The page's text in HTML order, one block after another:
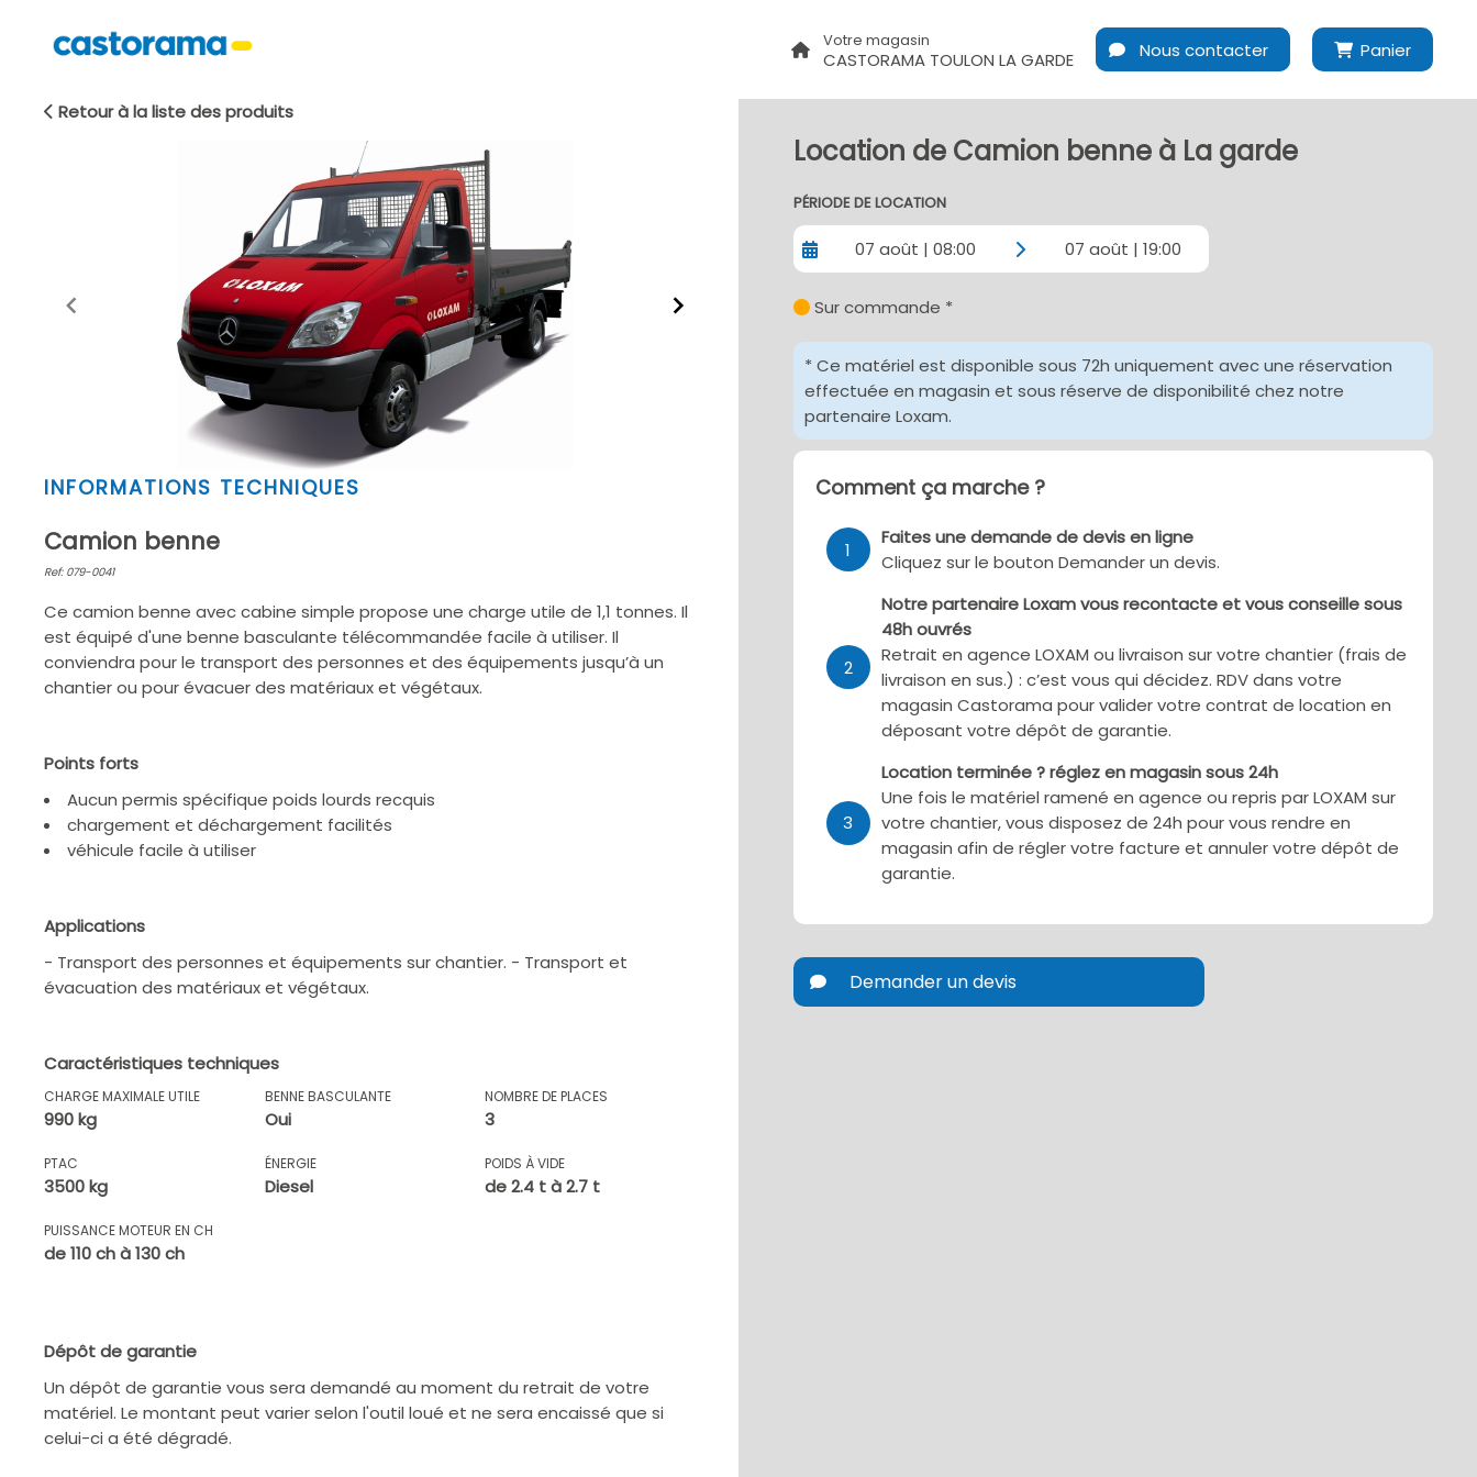
Votre magasin
CASTORAMA TOULON LA GARDE Nous contacter Panier
Retour à la liste des produits
Item
of
2
INFORMATIONS TECHNIQUES
Camion benne
Ref: 079-0041
Ce camion benne avec cabine simple propose une charge utile de 1,1 tonnes. Il
est équipé d'une benne basculante télécommandée facile à utiliser. Il
conviendra pour le transport des personnes et des équipements jusqu’à un
chantier ou pour évacuer des matériaux et végétaux.
Points forts
Aucun permis spécifique poids lourds recquis
chargement et déchargement facilités
véhicule facile à utiliser
Applications
- Transport des personnes et équipements sur chantier. - Transport et
évacuation des matériaux et végétaux.
Caractéristiques techniques
CHARGE MAXIMALE UTILE
990 kg
BENNE BASCULANTE
Oui
NOMBRE DE PLACES
3
PTAC
3500 kg
ÉNERGIE
Diesel
POIDS À VIDE
de 2.4 t à 2.7 t
PUISSANCE MOTEUR EN CH
de 110 ch à 130 ch
Dépôt de garantie
Un dépôt de garantie vous sera demandé au moment du retrait de votre
matériel. Le montant peut varier selon l'outil loué et ne sera encaissé que si
celui-ci a été dégradé.
Location de Camion benne à La garde
PÉRIODE DE LOCATION
07 août | 08:00 07 août | 19:00
Sur commande *
* Ce matériel est disponible sous 72h uniquement avec une réservation
effectuée en magasin et sous réserve de disponibilité chez notre
partenaire Loxam.
Comment ça marche ?
1
Faites une demande de devis en ligne
Cliquez sur le bouton Demander un devis.
2
Notre partenaire Loxam vous recontacte et vous conseille sous
48h ouvrés
Retrait en agence LOXAM ou livraison sur votre chantier (frais de
livraison en sus.) : c’est vous qui décidez. RDV dans votre
magasin Castorama pour valider votre contrat de location en
déposant votre dépôt de garantie.
3
Location terminée ? réglez en magasin sous 24h
Une fois le matériel ramené en agence ou repris par LOXAM sur
votre chantier, vous disposez de 24h pour vous rendre en
magasin afin de régler votre facture et annuler votre dépôt de
garantie.
Demander un devis